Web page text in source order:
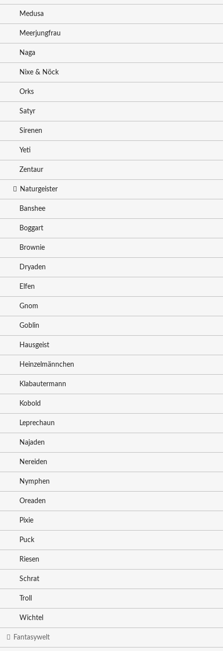
Medusa
Meerjungfrau
Naga
Nixe & Nöck
Orks
Satyr
Sirenen
Yeti
Zentaur
Naturgeister
Banshee
Boggart
Brownie
Dryaden
Elfen
Gnom
Goblin
Hausgeist
Heinzelmännchen
Klabautermann
Kobold
Leprechaun
Najaden
Nereiden
Nymphen
Oreaden
Pixie
Puck
Riesen
Schrat
Troll
Wichtel
Fantasywelt